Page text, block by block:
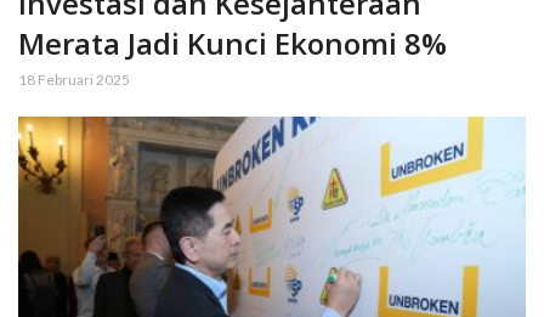
Merata Jadi Kunci Ekonomi 8%
18 Februari 2025